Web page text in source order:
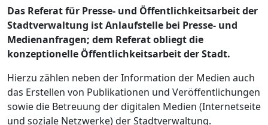
Das Referat für Presse- und Öffentlichkeitsarbeit der
Stadtverwaltung ist Anlaufstelle bei Presse- und
Medienanfragen; dem Referat obliegt die
konzeptionelle Öffentlichkeitsarbeit der Stadt.
Hierzu zählen neben der Information der Medien auch
das Erstellen von Publikationen und Veröffentlichungen
sowie die Betreuung der digitalen Medien (Internetseite
und soziale Netzwerke) der Stadtverwaltung.